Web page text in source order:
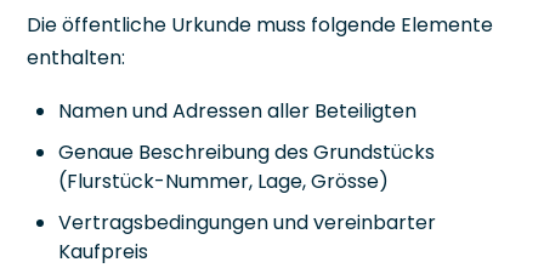
Die öffentliche Urkunde muss folgende Elemente
enthalten:
Namen und Adressen aller Beteiligten
Genaue Beschreibung des Grundstücks
(Flurstück-Nummer, Lage, Grösse)
Vertragsbedingungen und vereinbarter
Kaufpreis